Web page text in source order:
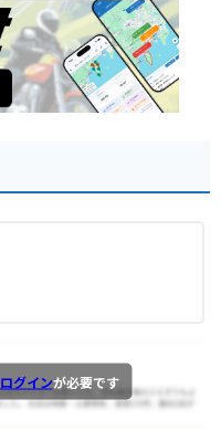
ログインが必要です